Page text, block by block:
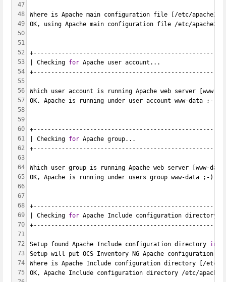
47
48
49
50
51
52
53
54
55
56
57
58
59
60
61
62
63
64
65
66
67
68
69
70
71
72
73
74
75
Where is Apache main configuration file [/etc/apache2/
OK, using Apache main configuration file /etc/apache2/
| Checking for Apache user account...
Which user account is running Apache web server [www-
OK, Apache is running under user account www-data ;-)
| Checking for Apache group...
Which user group is running Apache web server [www-
OK, Apache is running under users group www-data ;-)
| Checking for Apache Include configuration
Setup found Apache Include configuration directory in
Setup will put OCS Inventory NG Apache configuration
Where is Apache Include configuration directory [/etc/
OK, Apache Include configuration directory /etc/